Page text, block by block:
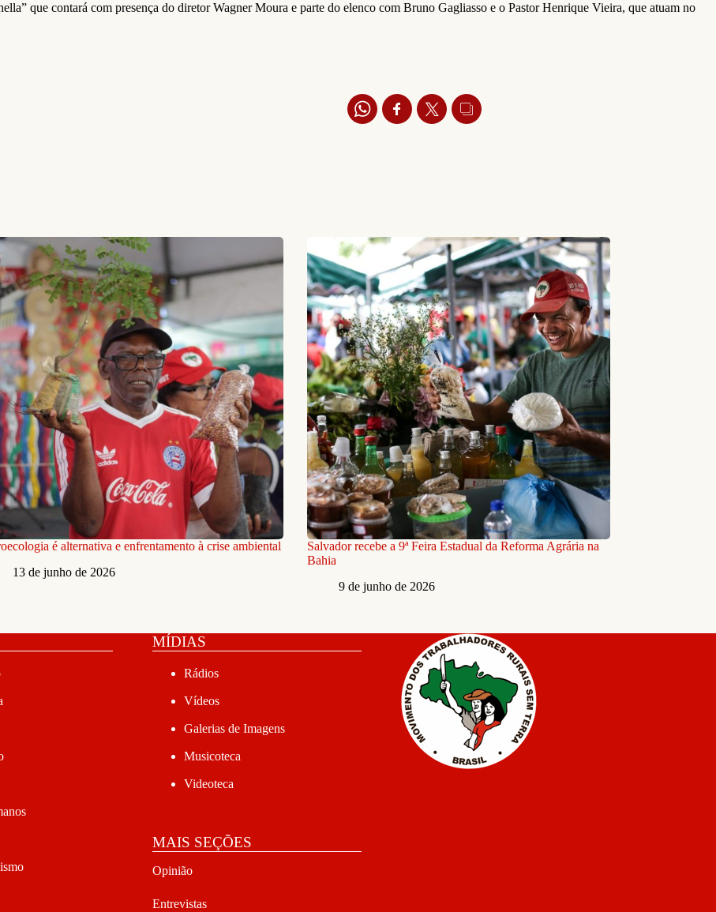
que contará com presença do diretor Wagner Moura e parte do elenco com Bruno Gagliasso e o Pastor Henrique Vieira, que atuam no
é alternativa e enfrentamento à crise ambiental
13 de junho de 2026
Salvador recebe a 9ª Feira Estadual da Reforma Agrária na
Bahia
9 de junho de 2026
MÍDIAS
Rádios
Vídeos
Galerias de Imagens
Musicoteca
Videoteca
MAIS SEÇÕES
Opinião
Entrevistas